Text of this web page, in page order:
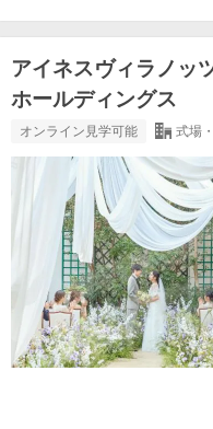
アイネスヴィラノッ
ホールディングス
オンライン見学可能 式場